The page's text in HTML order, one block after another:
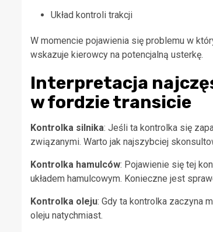
Układ kontroli trakcji
W momencie pojawienia się problemu w
wskazuje kierowcy na potencjalną usterkę.
Interpretacja
w fordzie transicie
Kontrolka silnika: Jeśli ta kontrolka się
związanymi. Warto jak najszybciej
Kontrolka hamulców: Pojawienie się tej
układem hamulcowym. Konieczne jest
Kontrolka oleju: Gdy ta kontrolka zaczyna
oleju natychmiast.